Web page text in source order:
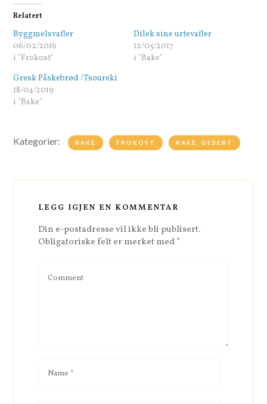
Relatert
Byggmelsvafler
06/02/2016
i "Frokost"
Dilek sine urtevafler
12/05/2017
i "Bake"
Gresk Påskebrød /Tsoureki
18/04/2019
i "Bake"
Kategorier: BAKE FROKOST KAKE, DESERT
LEGG IGJEN EN KOMMENTAR
Din e-postadresse vil ikke bli publisert.
Obligatoriske felt er merket med*